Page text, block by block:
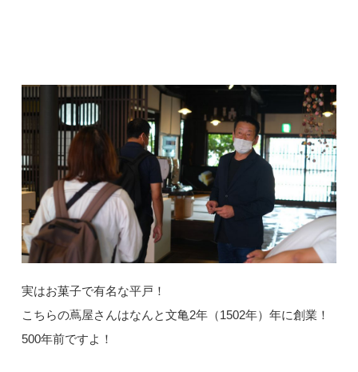
実はお菓子で有名な平戸！
こちらの蔦屋さんはなんと文亀2年（1502年）年に創業！
500年前ですよ！